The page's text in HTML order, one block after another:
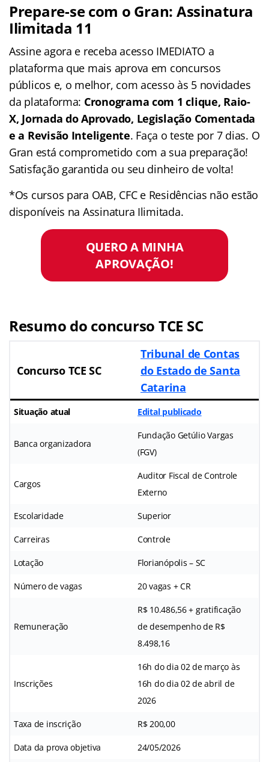
Prepare-se com o Gran: Assinatura
Ilimitada 11
Assine agora e receba acesso IMEDIATO a
plataforma que mais aprova em concursos
públicos e, o melhor, com acesso às 5 novidades
da plataforma: Cronograma com 1 clique, Raio-
X, Jornada do Aprovado, Legislação Comentada
e a Revisão Inteligente. Faça o teste por 7 dias. O
Gran está comprometido com a sua preparação!
Satisfação garantida ou seu dinheiro de volta!
*Os cursos para OAB, CFC e Residências não estão
disponíveis na Assinatura Ilimitada.
QUERO A MINHA
APROVAÇÃO!
Resumo do concurso TCE SC
Concurso TCE SC
Tribunal de Contas
do Estado de Santa
Catarina
Situação atual Edital publicado
Banca organizadora
Fundação Getúlio Vargas
(FGV)
Cargos
Auditor Fiscal de Controle
Externo
Escolaridade Superior
Carreiras Controle
Lotação Florianópolis – SC
Número de vagas 20 vagas + CR
Remuneração
R$ 10.486,56 + gratificação
de desempenho de R$
8.498,16
Inscrições
16h do dia 02 de março às
16h do dia 02 de abril de
2026
Taxa de inscrição R$ 200,00
Data da prova objetiva 24/05/2026